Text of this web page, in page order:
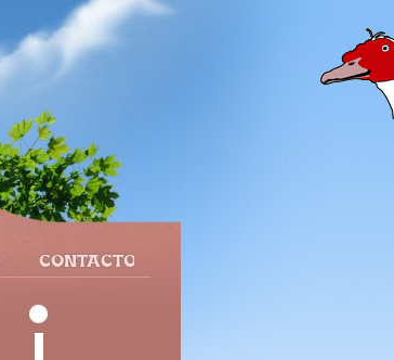
CONTACTO